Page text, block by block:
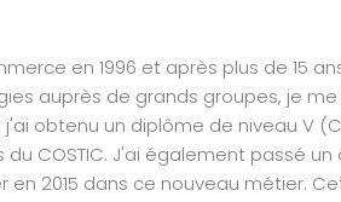
en 1996 et après plus de 15
auprès de grands groupes, je
obtenu un diplôme de niveau V
COSTIC. J'ai également passé un
en 2015 dans ce nouveau métier.